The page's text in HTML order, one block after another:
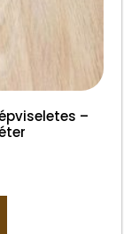
–